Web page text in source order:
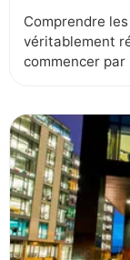
Comprendre
véritablement
commencer
: avant d’avoir
bon endroit et
[…]